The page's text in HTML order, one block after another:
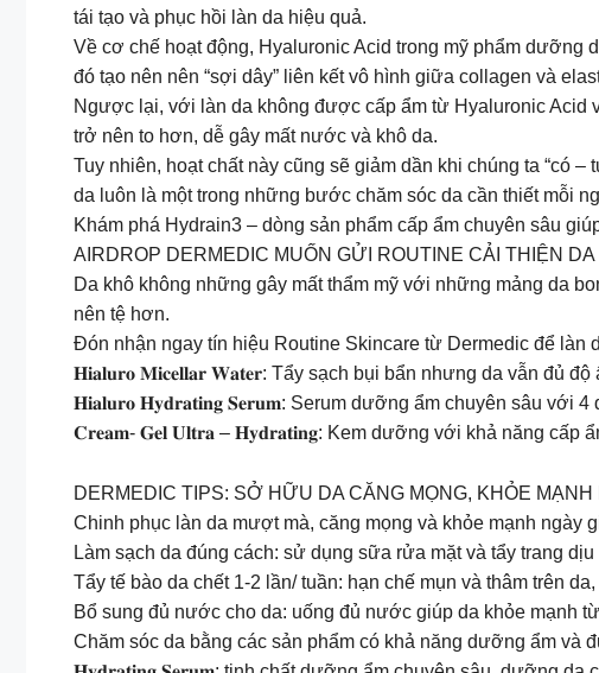
tái tạo và phục hồi làn da hiệu quả.
Về cơ chế hoạt động, Hyaluronic Acid trong mỹ phẩm
đó tạo nên nên “sợi dây” liên kết vô hình giữa collagen và
Ngược lại, với làn da không được cấp ẩm từ Hyaluronic Acid
trở nên to hơn, dễ gây mất nước và khô da.
Tuy nhiên, hoạt chất này cũng sẽ giảm dần khi chúng ta “có
da luôn là một trong những bước chăm sóc da cần thiết mỗi
Khám phá Hydrain3 – dòng sản phẩm cấp ẩm chuyên sâu
AIRDROP DERMEDIC MUỐN GỬI ROUTINE CẢI THIỆN
Da khô không những gây mất thẩm mỹ với những mảng da
nên tệ hơn.
Đón nhận ngay tín hiệu Routine Skincare từ Dermedic để
𝐇𝐢𝐚𝐥𝐮𝐫𝐨 𝐌𝐢𝐜𝐞𝐥𝐥𝐚𝐫 𝐖𝐚𝐭𝐞𝐫: Tẩy sạch bụi bẩn nhưng da vẫn
𝐇𝐢𝐚𝐥𝐮𝐫𝐨 𝐇𝐲𝐝𝐫𝐚𝐭𝐢𝐧𝐠 𝐒𝐞𝐫𝐮𝐦: Serum dưỡng ẩm chuyên sâu
𝐂𝐫𝐞𝐚𝐦- 𝐆𝐞𝐥 𝐔𝐥𝐭𝐫𝐚 – 𝐇𝐲𝐝𝐫𝐚𝐭𝐢𝐧𝐠: Kem dưỡng với khả năng
DERMEDIC TIPS: SỞ HỮU DA CĂNG MỌNG, KHỎE MẠNH
Chinh phục làn da mượt mà, căng mọng và khỏe mạnh
Làm sạch da đúng cách: sử dụng sữa rửa mặt và tẩy trang
Tẩy tế bào da chết 1-2 lần/ tuần: hạn chế mụn và thâm trên
Bổ sung đủ nước cho da: uống đủ nước giúp da khỏe mạnh
Chăm sóc da bằng các sản phẩm có khả năng dưỡng ẩm